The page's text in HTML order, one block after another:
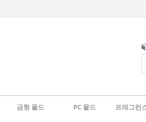
금형 몰드 PC 몰드 프래그런